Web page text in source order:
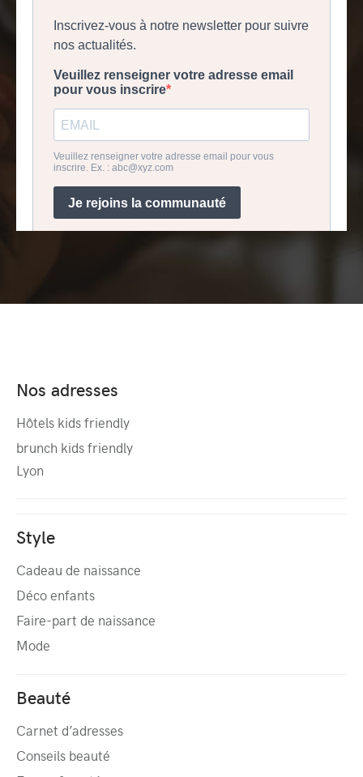
Nos adresses
Hôtels kids friendly
brunch kids friendly
Lyon
Style
Cadeau de naissance
Déco enfants
Faire-part de naissance
Mode
Beauté
Carnet d’adresses
Conseils beauté